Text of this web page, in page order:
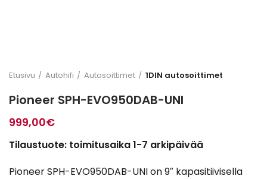
Etusivu Autohifi Autosoittimet 1DIN autosoittimet
Pioneer SPH-EVO950DAB-UNI
999,00€
Tilaustuote: toimitusaika 1-7 arkipäivää
Pioneer SPH-EVO950DAB-UNI on 9″ kapasitiivisella